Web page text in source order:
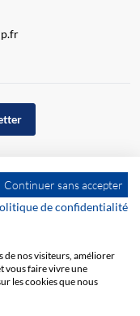
Continuer sans accepter
de confidentialité
de nos visiteurs, améliorer
vous faire vivre une
les cookies que nous